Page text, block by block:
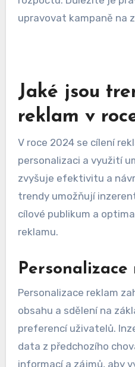
Optimalizace CPC
vede k nižším
rozpočtu. Důležité je
upravovat kampaně na
Jaké jsou
reklam v
V roce 2024 se cílení